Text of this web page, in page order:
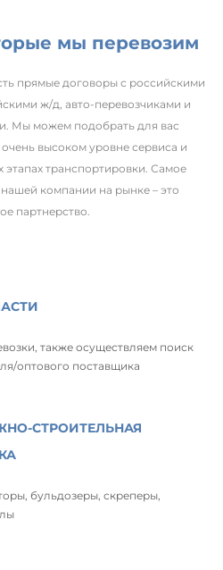
мы перевозим
прямые договоры с российскими
ж/д, авто-перевозчиками и
Мы можем подобрать для вас
высоком уровне сервиса и
этапах транспортировки. Самое
компании на рынке – это
партнерство.
также осуществляем поиск
оптового поставщика
СТРОИТЕЛЬНАЯ
бульдозеры, скреперы,